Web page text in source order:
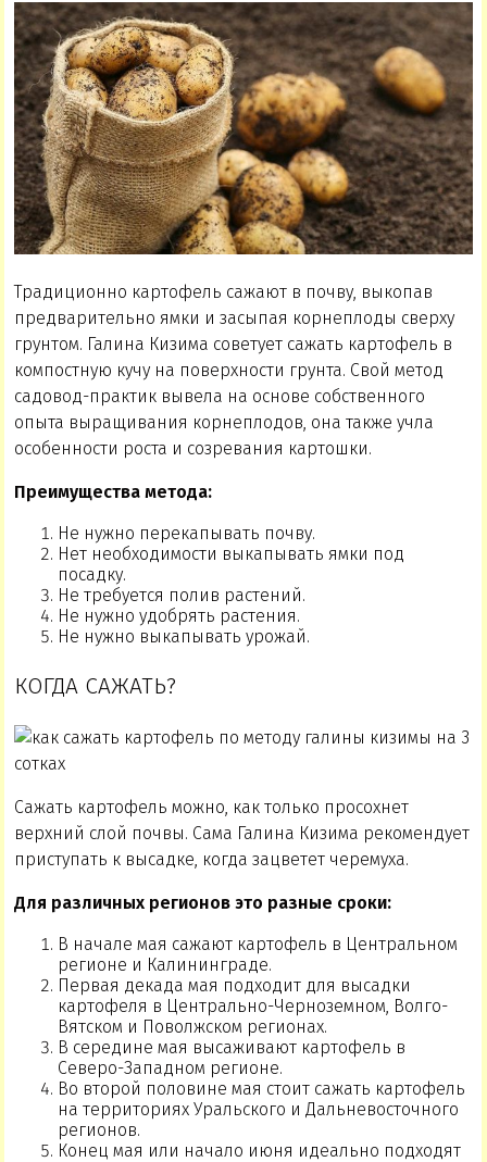
Традиционно картофель сажают в почву, выкопав
предварительно ямки и засыпая корнеплоды сверху
грунтом. Галина Кизима советует сажать картофель в
компостную кучу на поверхности грунта. Свой метод
садовод-практик вывела на основе собственного
опыта выращивания корнеплодов, она также учла
особенности роста и созревания картошки.
Преимущества метода:
Не нужно перекапывать почву.
Нет необходимости выкапывать ямки под
посадку.
Не требуется полив растений.
Не нужно удобрять растения.
Не нужно выкапывать урожай.
КОГДА САЖАТЬ?
Сажать картофель можно, как только просохнет
верхний слой почвы. Сама Галина Кизима рекомендует
приступать к высадке, когда зацветет черемуха.
Для различных регионов это разные сроки:
В начале мая сажают картофель в Центральном
регионе и Калининграде.
Первая декада мая подходит для высадки
картофеля в Центрально-Черноземном, Волго-
Вятском и Поволжском регионах.
В середине мая высаживают картофель в
Северо-Западном регионе.
Во второй половине мая стоит сажать картофель
на территориях Уральского и Дальневосточного
регионов.
Конец мая или начало июня идеально подходят